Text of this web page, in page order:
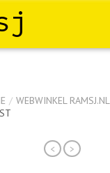
/ WEBWINKEL RAMSJ.NL
< >